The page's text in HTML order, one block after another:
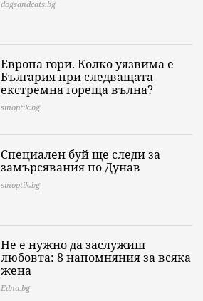
dogsandcats.bg
Европа гори. Колко уязвима е
България при следващата
екстремна гореща вълна?
sinoptik.bg
Специален буй ще следи за
замърсявания по Дунав
sinoptik.bg
Не е нужно да заслужиш
любовта: 8 напомняния за всяка
жена
Edna.bg